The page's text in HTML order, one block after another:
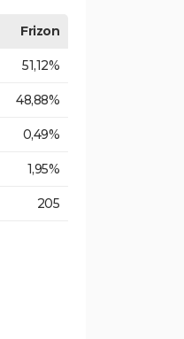
Frizon
51,12%
48,88%
0,49%
1,95%
205